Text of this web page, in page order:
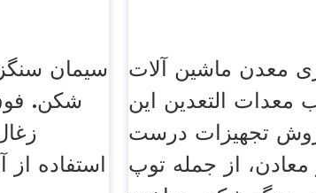
سیمان
شکن.
استفاده
معدن ماشین آلات
معدات التعدين این
تجهیزات درست
معادن، از جمله توپ